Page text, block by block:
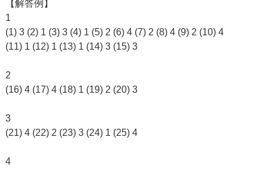
【解答例】
1
(1) 3 (2) 1 (3) 3 (4) 1 (5) 2 (6) 4 (7) 2 (8) 4 (9) 2 (10) 4
(11) 1 (12) 1 (13) 1 (14) 3 (15) 3
2
(16) 4 (17) 4 (18) 1 (19) 2 (20) 3
3
(21) 4 (22) 2 (23) 3 (24) 1 (25) 4
4